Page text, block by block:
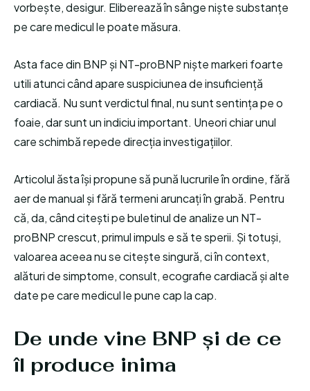
vorbește, desigur. Eliberează în sânge niște substanțe
pe care medicul le poate măsura.
Asta face din BNP și NT-proBNP niște markeri foarte
utili atunci când apare suspiciunea de insuficiență
cardiacă. Nu sunt verdictul final, nu sunt sentința pe o
foaie, dar sunt un indiciu important. Uneori chiar unul
care schimbă repede direcția investigațiilor.
Articolul ăsta își propune să pună lucrurile în ordine, fără
aer de manual și fără termeni aruncați în grabă. Pentru
că, da, când citești pe buletinul de analize un NT-
proBNP crescut, primul impuls e să te sperii. Și totuși,
valoarea aceea nu se citește singură, ci în context,
alături de simptome, consult, ecografie cardiacă și alte
date pe care medicul le pune cap la cap.
De unde vine BNP și de ce
îl produce inima